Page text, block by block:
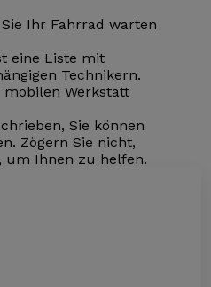
Ihr Fahrrad warten
eine Liste mit
Technikern.
Werkstatt
Sie können
Zögern Sie nicht,
um Ihnen zu helfen.